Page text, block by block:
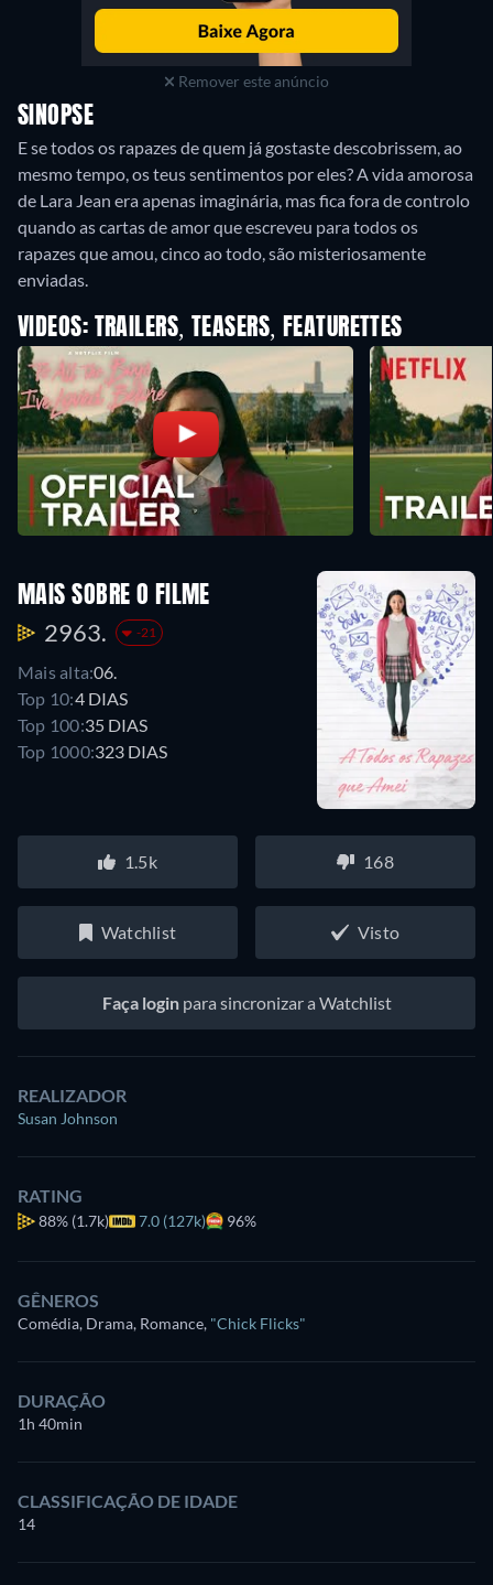
Remover este anúncio
SINOPSE
E se todos os rapazes de quem já gostaste descobrissem, ao
mesmo tempo, os teus sentimentos por eles? A vida amorosa
de Lara Jean era apenas imaginária, mas fica fora de controlo
quando as cartas de amor que escreveu para todos os
rapazes que amou, cinco ao todo, são misteriosamente
enviadas.
VIDEOS: TRAILERS, TEASERS, FEATURETTES
MAIS SOBRE O FILME
2963. -21
Mais alta:06.
Top 10:4 DIAS
Top 100:35 DIAS
Top 1000:323 DIAS
1.5k 168
Watchlist Visto
Faça loginpara sincronizar a Watchlist
REALIZADOR
Susan Johnson
RATING
88% (1.7k) 7.0 (127k) 96%
GÊNEROS
Comédia, Drama, Romance, "Chick Flicks"
DURAÇÃO
1h 40min
CLASSIFICAÇÃO DE IDADE
14